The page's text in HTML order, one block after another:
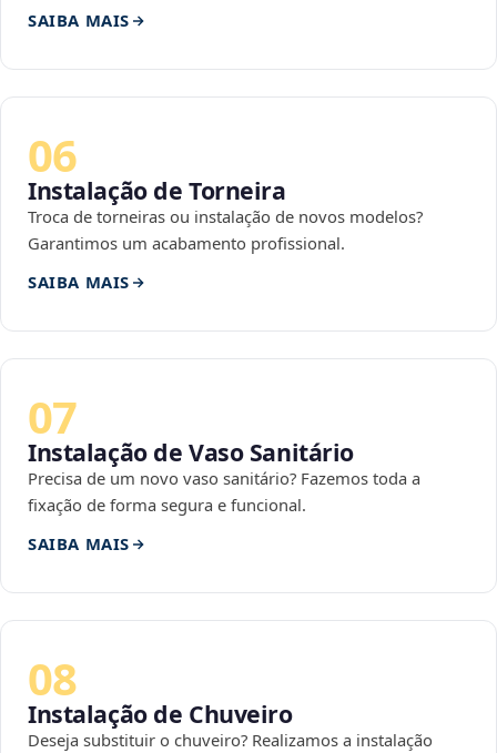
SAIBA MAIS
06
Instalação de Torneira
Troca de torneiras ou instalação de novos modelos?
Garantimos um acabamento profissional.
SAIBA MAIS
07
Instalação de Vaso Sanitário
Precisa de um novo vaso sanitário? Fazemos toda a
fixação de forma segura e funcional.
SAIBA MAIS
08
Instalação de Chuveiro
Deseja substituir o chuveiro? Realizamos a instalação